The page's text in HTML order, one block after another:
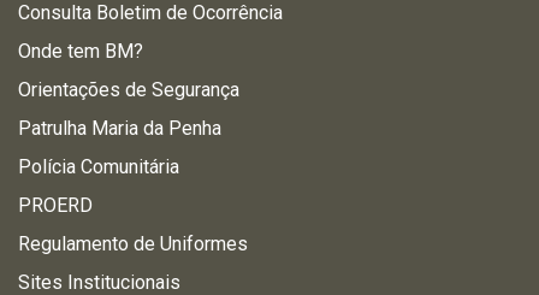
Consulta Boletim de Ocorrência
Onde tem BM?
Orientações de Segurança
Patrulha Maria da Penha
Polícia Comunitária
PROERD
Regulamento de Uniformes
Sites Institucionais